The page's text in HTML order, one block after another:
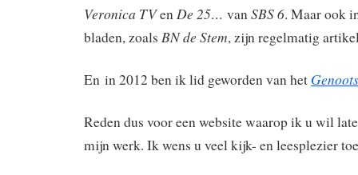
Veronica TVenDe 25… vanSBS 6. Maar ook
bladen, zoals BN de Stem, zijn regelmatig
En in 2012 ben ik lid geworden van het
Reden dus voor een website waarop ik u wil
mijn werk. Ik wens u veel kijk- en leesplezier